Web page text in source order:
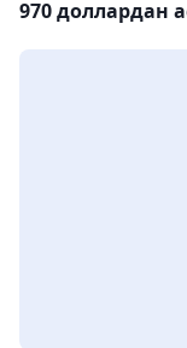
970 доллардан